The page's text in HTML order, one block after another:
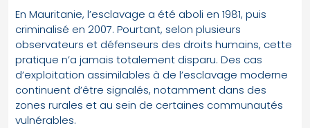
En Mauritanie, l’esclavage a été aboli en 1981, puis
criminalisé en 2007. Pourtant, selon plusieurs
observateurs et défenseurs des droits humains, cette
pratique n’a jamais totalement disparu. Des cas
d’exploitation assimilables à de l’esclavage moderne
continuent d’être signalés, notamment dans des
zones rurales et au sein de certaines communautés
vulnérables.